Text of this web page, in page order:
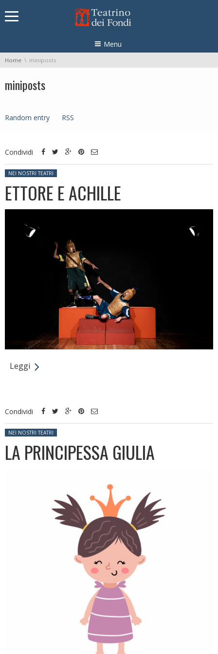
Menu
You are here:
Home miniposts
miniposts
Random entry RSS
Condividi
Posted in:
NEI NOSTRI TEATRI
ETTORE E ACHILLE
Leggi
Condividi
Posted in:
NEI NOSTRI TEATRI
LA PRINCIPESSA GIULIA